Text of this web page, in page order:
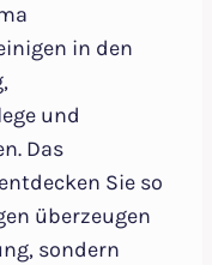
in den
und
Das
Sie so
überzeugen
sondern